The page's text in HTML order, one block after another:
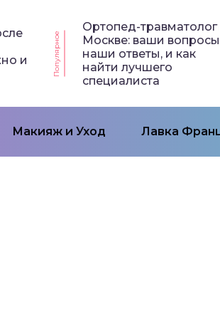
и
Популярное
Ортопед-травматолог
Москве: ваши
наши ответы, и как
найти лучшего
специалиста
Макияж и Уход Лавка